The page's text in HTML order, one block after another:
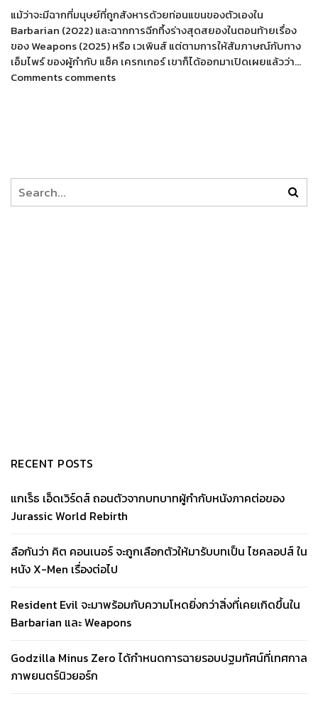
แม้ว่าจะมีฉากที่มนุษย์ที่ถูกสังหารด้วยท่อนแขนของตัวเองใน
Barbarian (2022) และฉากการฉีกทึ้งร่างสุดสยองในตอนท้ายเรื่อง
ของ Weapons (2025) หรือ เวเพินส์ แต่ตามการให้สัมภาษณ์กับทาง
เอ็มไพร์ ของผู้กำกับ แซ็ค เครกเกอร์ เขาก็ได้ออกมาเปิดเผยแล้วว่า…
Comments comments
RECENT POSTS
แกเร็ธ เอ็ดเวิร์ดส์ ถอนตัวจากบทบาทผู้กำกับหนังภาคต่อของ
Jurassic World Rebirth
ลือกันว่า คิต คอนเนอร์ จะถูกเลือกตัวให้มารับบทเป็น ไซคลอปส์ ใน
หนัง X-Men เรื่องต่อไป
Resident Evil จะมาพร้อมกับความโหดยิ่งกว่าสิ่งที่เคยเกิดขึ้นใน
Barbarian และ Weapons
Godzilla Minus Zero ได้กำหนดการฉายรอบปฐมทัศน์ที่เทศกาล
ภาพยนตร์นิวยอร์ก